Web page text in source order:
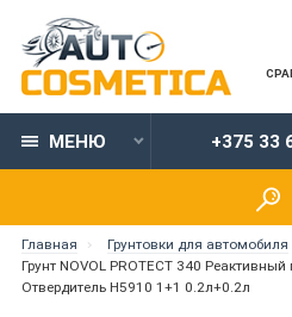
МЕНЮ +375 33
Главная
Грунтовки для автомобиля
Грунт NOVOL PROTECT 340 Реактивный
Отвердитель H5910 1+1 0.2л+0.2л